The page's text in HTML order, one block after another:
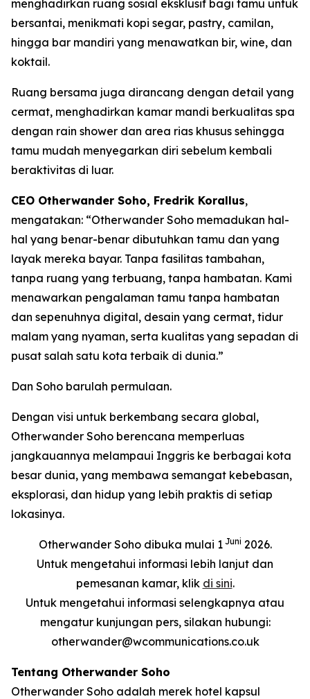
menghadirkan ruang sosial eksklusif bagi tamu untuk
bersantai, menikmati kopi segar, pastry, camilan,
hingga bar mandiri yang menawatkan bir, wine, dan
koktail.
Ruang bersama juga dirancang dengan detail yang
cermat, menghadirkan kamar mandi berkualitas spa
dengan rain shower dan area rias khusus sehingga
tamu mudah menyegarkan diri sebelum kembali
beraktivitas di luar.
CEO Otherwander Soho, Fredrik Korallus,
mengatakan: “Otherwander Soho memadukan hal-
hal yang benar-benar dibutuhkan tamu dan yang
layak mereka bayar. Tanpa fasilitas tambahan,
tanpa ruang yang terbuang, tanpa hambatan. Kami
menawarkan pengalaman tamu tanpa hambatan
dan sepenuhnya digital, desain yang cermat, tidur
malam yang nyaman, serta kualitas yang sepadan di
pusat salah satu kota terbaik di dunia.”
Dan Soho barulah permulaan.
Dengan visi untuk berkembang secara global,
Otherwander Soho berencana memperluas
jangkauannya melampaui Inggris ke berbagai kota
besar dunia, yang membawa semangat kebebasan,
eksplorasi, dan hidup yang lebih praktis di setiap
lokasinya.
Otherwander Soho dibuka mulai 1 Juni 2026.
Untuk mengetahui informasi lebih lanjut dan
pemesanan kamar, klik di sini.
Untuk mengetahui informasi selengkapnya atau
mengatur kunjungan pers, silakan hubungi:
otherwander@wcommunications.co.uk
Tentang Otherwander Soho
Otherwander Soho adalah merek hotel kapsul